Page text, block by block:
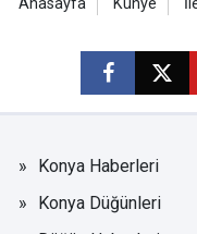
Anasayfa Künye
Konya Haberleri
Konya Düğünleri